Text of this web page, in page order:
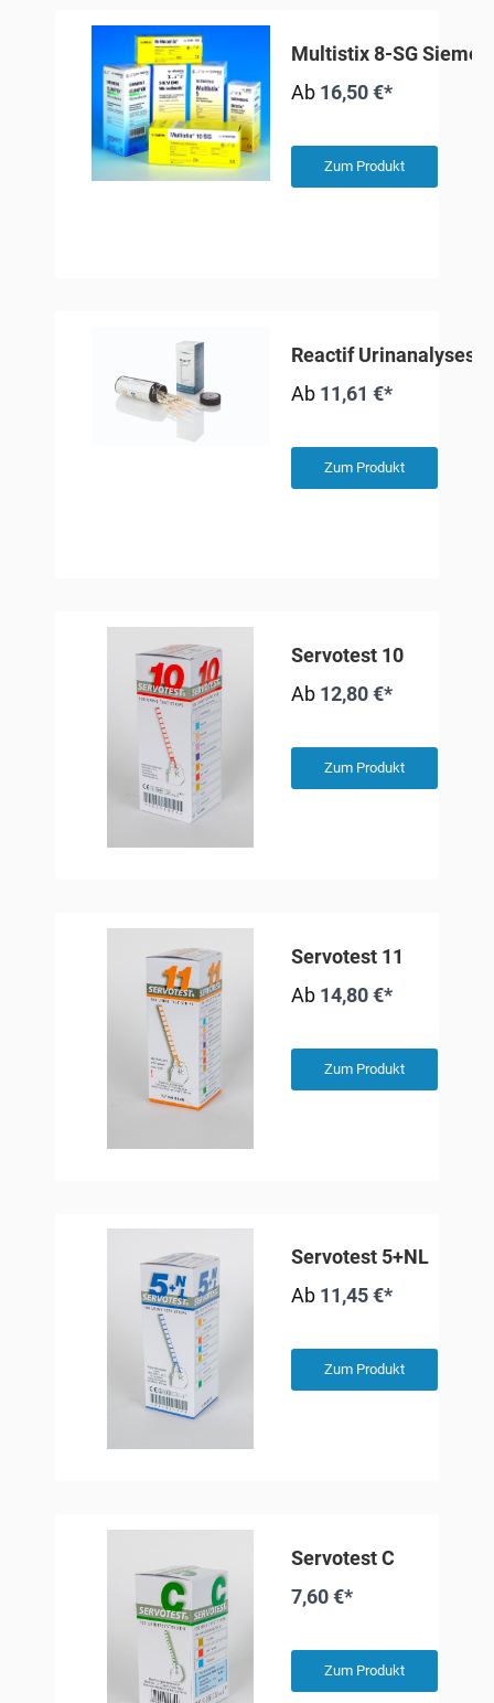
Multistix 8-SG
Ab 16,50 €*
Zum Produkt
Reactif
Ab 11,61 €*
Zum Produkt
Servotest 10
Ab 12,80 €*
Zum Produkt
Servotest 11
Ab 14,80 €*
Zum Produkt
Servotest 5+NL
Ab 11,45 €*
Zum Produkt
Servotest C
7,60 €*
Zum Produkt